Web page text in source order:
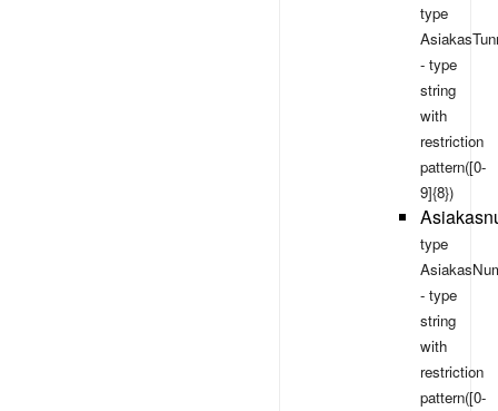
type
- type
string
with
restriction
pattern([0-
9]{8})
type
- type
string
with
restriction
pattern([0-